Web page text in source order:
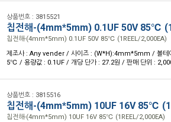
상품번호 : 3815521
칩전해-(4mm*5mm) 0.1UF 50V 85℃
칩전해-(4mm*5mm) 0.1UF 50V 85℃ (1REEL/2,000EA)
제조사 : Any vender / 사이즈 : (W*H):4mm*5mm / 볼테
5℃ / 용량값 : 0.1UF / 개당 단가 : 27.2원 / 판매 단위 :
상품번호 : 3815516
칩전해-(4mm*5mm) 10UF 16V 85℃
칩전해-(4mm*5mm) 10UF 16V 85℃ (1REEL/2,000EA)